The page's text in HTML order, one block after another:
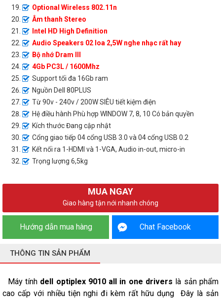
Optional Wireless 802.11n
Âm thanh Stereo
Intel HD High Definition
Audio Speakers 02 loa 2,5W nghe nhạc rất hay
Bộ nhớ Dram III
4Gb PC3L / 1600Mhz
Support tối đa 16Gb ram
Nguồn Dell 80PLUS
Từ 90v - 240v / 200W SIÊU tiết kiệm điện
Hệ điều hành Phù hợp WINDOW 7, 8, 10 Có bản quyền
Kích thước Đang cập nhật
Cổng giao tiếp 04 cổng USB 3.0 và 04 cổng USB 0.2
Kết nối ra 1-HDMI và 1-VGA, Audio in-out, micro-in
Trọng lượng 6,5kg
MUA NGAY
Giao hàng tận nới nhanh chóng
Hướng dẫn mua hàng Chat Facebook
THÔNG TIN SẢN PHẨM
Máy tính dell optiplex 9010 all in one drivers là sản phẩm
cao cấp với nhiều tiện nghi đi kèm rất hữu dụng Đây là sản